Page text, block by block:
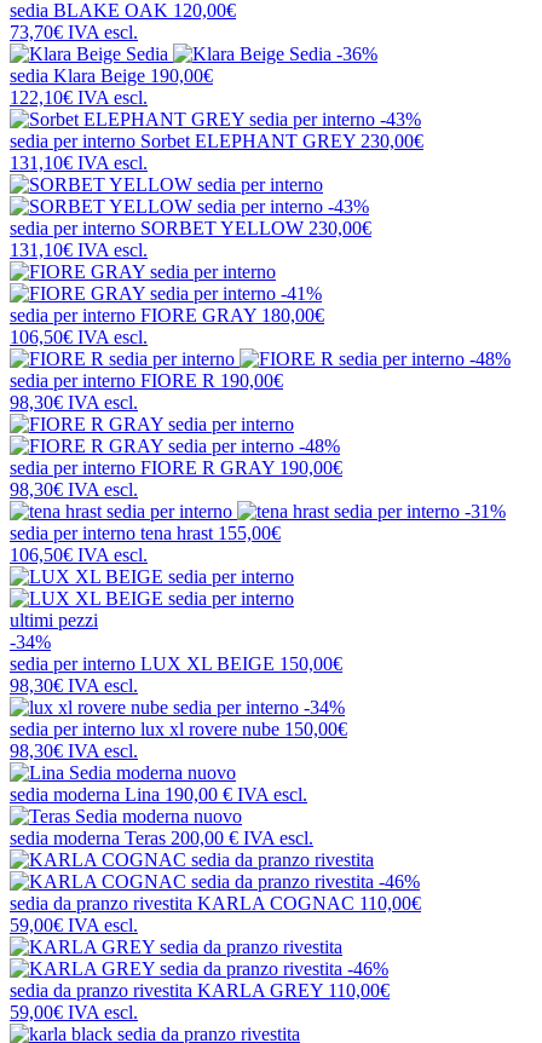
sedia BLAKE OAK 120,00€
73,70€ IVA escl.
-36%
sedia Klara Beige 190,00€
122,10€ IVA escl.
-43%
sedia per interno Sorbet ELEPHANT GREY 230,00€
131,10€ IVA escl.
-43%
sedia per interno SORBET YELLOW 230,00€
131,10€ IVA escl.
-41%
sedia per interno FIORE GRAY 180,00€
106,50€ IVA escl.
-48%
sedia per interno FIORE R 190,00€
98,30€ IVA escl.
-48%
sedia per interno FIORE R GRAY 190,00€
98,30€ IVA escl.
-31%
sedia per interno tena hrast 155,00€
106,50€ IVA escl.
ultimi pezzi
-34%
sedia per interno LUX XL BEIGE 150,00€
98,30€ IVA escl.
-34%
sedia per interno lux xl rovere nube 150,00€
98,30€ IVA escl.
nuovo
sedia moderna Lina 190,00 € IVA escl.
nuovo
sedia moderna Teras 200,00 € IVA escl.
-46%
sedia da pranzo rivestita KARLA COGNAC 110,00€
59,00€ IVA escl.
-46%
sedia da pranzo rivestita KARLA GREY 110,00€
59,00€ IVA escl.